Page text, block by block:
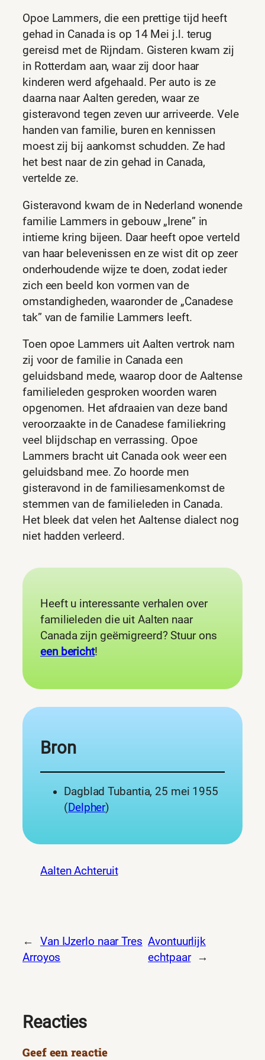
Opoe Lammers, die een prettige tijd heeft
gehad in Canada is op 14 Mei j.l. terug
gereisd met de Rijndam. Gisteren kwam zij
in Rotterdam aan, waar zij door haar
kinderen werd afgehaald. Per auto is ze
daarna naar Aalten gereden, waar ze
gisteravond tegen zeven uur arriveerde. Vele
handen van familie, buren en kennissen
moest zij bij aankomst schudden. Ze had
het best naar de zin gehad in Canada,
vertelde ze.
Gisteravond kwam de in Nederland wonende
familie Lammers in gebouw „Irene” in
intieme kring bijeen. Daar heeft opoe verteld
van haar belevenissen en ze wist dit op zeer
onderhoudende wijze te doen, zodat ieder
zich een beeld kon vormen van de
omstandigheden, waaronder de „Canadese
tak” van de familie Lammers leeft.
Toen opoe Lammers uit Aalten vertrok nam
zij voor de familie in Canada een
geluidsband mede, waarop door de Aaltense
familieleden gesproken woorden waren
opgenomen. Het afdraaien van deze band
veroorzaakte in de Canadese familiekring
veel blijdschap en verrassing. Opoe
Lammers bracht uit Canada ook weer een
geluidsband mee. Zo hoorde men
gisteravond in de familiesamenkomst de
stemmen van de familieleden in Canada.
Het bleek dat velen het Aaltense dialect nog
niet hadden verleerd.
Heeft u interessante verhalen over
familieleden die uit Aalten naar
Canada zijn geëmigreerd? Stuur ons
een bericht!
Bron
Dagblad Tubantia, 25 mei 1955
(Delpher)
Aalten Achteruit
←
Van IJzerlo naar Tres
Arroyos
Avontuurlijk
echtpaar
→
Reacties
Geef een reactie